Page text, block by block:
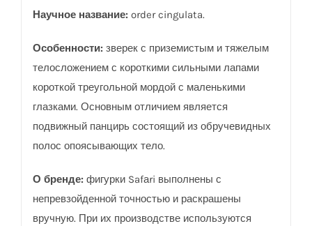
Научное название: order cingulata.
Особенности: зверек с приземистым и тяжелым
телосложением с короткими сильными лапами
короткой треугольной мордой с маленькими
глазками. Основным отличием является
подвижный панцирь состоящий из обручевидных
полос опоясывающих тело.
О бренде: фигурки Safаri выполнены с
непревзойденной точностью и раскрашены
вручную. При их производстве используются